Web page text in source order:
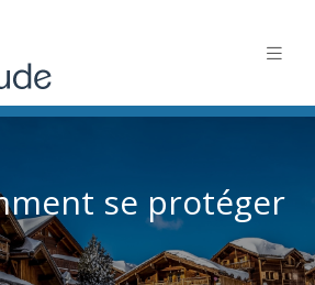
se protéger